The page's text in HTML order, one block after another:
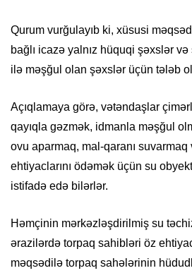
Qurum vurğulayıb ki, xüsusi
bağlı icazə yalnız hüquqi şəxslər
ilə məşğul olan şəxslər üçün tələb
Açıqlamaya görə, vətəndaşlar
qayıqla gəzmək, idmanla məşğul
ovu aparmaq, mal-qaranı suvarmaq
ehtiyaclarını ödəmək üçün su
istifadə edə bilərlər.
Həmçinin mərkəzləşdirilmiş su
ərazilərdə torpaq sahibləri öz
məqsədilə torpaq sahələrinin